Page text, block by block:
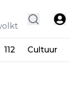
112 Cultuur